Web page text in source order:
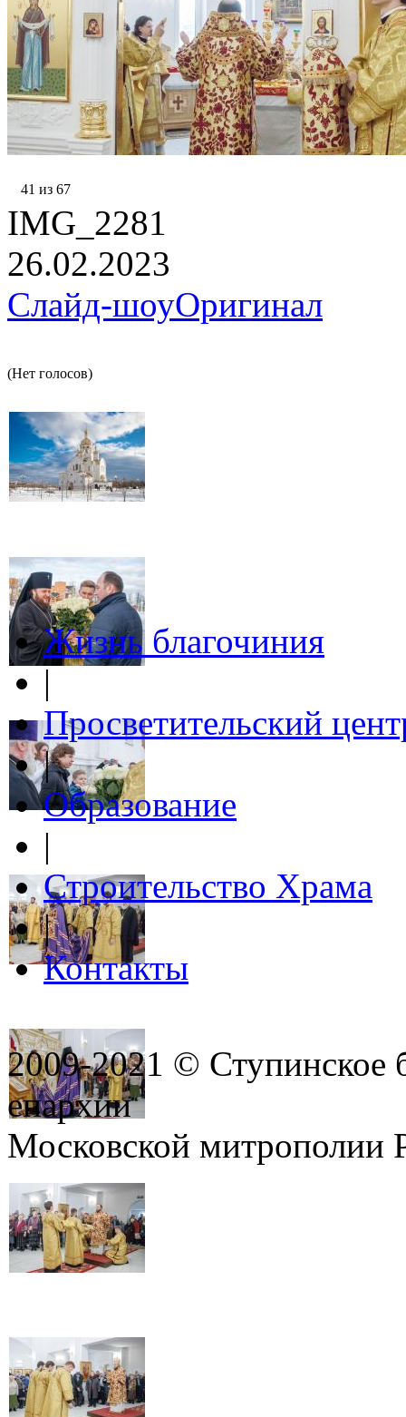
41 из 67
IMG_2281
26.02.2023
Слайд-шоуОригинал
(Нет голосов)
Жизнь благочиния
|
Просветительский
|
Образование
|
Строительство Храма
|
Контакты
2009-2021 © Ступинское
епархии
Московской митрополии